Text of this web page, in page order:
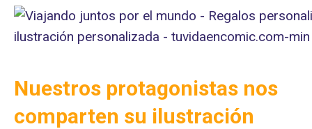
Nuestros protagonistas nos
comparten su ilustración